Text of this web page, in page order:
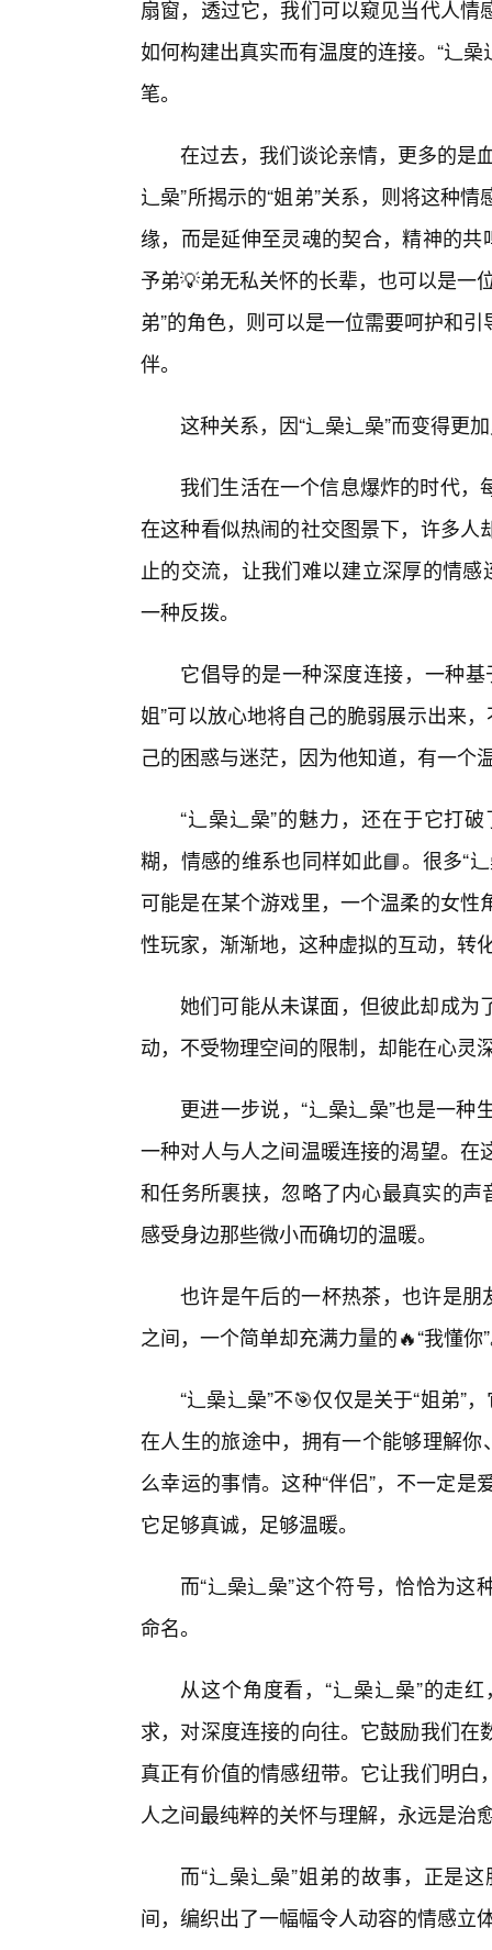
扇窗，透过它，我们可以窥见当代人
如何构建出真实而有温度的连接。“辶
笔。
在过去，我们谈论亲情，更多的是
辶喿”所揭示的“姐弟”关系，则将这种
缘，而是延伸至灵魂的契合，精神的
予弟💡弟无私关怀的长辈，也可以是一
弟”的角色，则可以是一位需要呵护和
伴。
这种关系，因“辶喿辶喿”而变得更
我们生活在一个信息爆炸的时代
在这种看似热闹的社交图景下，许多
止的交流，让我们难以建立深厚的情
一种反拨。
它倡导的是一种深度连接，一种
姐”可以放心地将自己的脆弱展示出来
己的困惑与迷茫，因为他知道，有一个
“辶喿辶喿”的魅力，还在于它打
糊，情感的维系也同样如此📘。很多“
可能是在某个游戏里，一个温柔的女
性玩家，渐渐地，这种虚拟的互动，转
她们可能从未谋面，但彼此却成为
动，不受物理空间的限制，却能在心灵
更进一步说，“辶喿辶喿”也是一
一种对人与人之间温暖连接的渴望。
和任务所裹挟，忽略了内心最真实的
感受身边那些微小而确切的温暖。
也许是午后的一杯热茶，也许是朋
之间，一个简单却充满力量的🔥“我懂你
“辶喿辶喿”不🎯仅仅是关于“姐弟”
在人生的旅途中，拥有一个能够理解
么幸运的事情。这种“伴侣”，不一定
它足够真诚，足够温暖。
而“辶喿辶喿”这个符号，恰恰为
命名。
从这个角度看，“辶喿辶喿”的走
求，对深度连接的向往。它鼓励我们
真正有价值的情感纽带。它让我们明
人之间最纯粹的关怀与理解，永远是治
而“辶喿辶喿”姐弟的故事，正是
间，编织出了一幅幅令人动容的情感立